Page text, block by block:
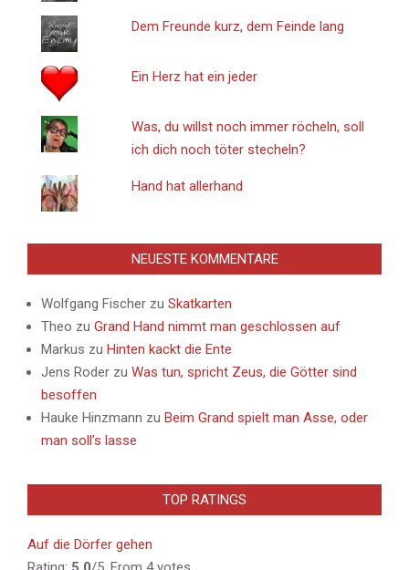
Dem Freunde kurz, dem Feinde lang
Ein Herz hat ein jeder
Was, du willst noch immer röcheln, soll
ich dich noch töter stecheln?
Hand hat allerhand
NEUESTE KOMMENTARE
Wolfgang Fischer zu Skatkarten
Theo zu Grand Hand nimmt man geschlossen auf
Markus zu Hinten kackt die Ente
Jens Roder zu Was tun, spricht Zeus, die Götter sind
besoffen
Hauke Hinzmann zu Beim Grand spielt man Asse, oder
man soll’s lasse
TOP RATINGS
Auf die Dörfer gehen